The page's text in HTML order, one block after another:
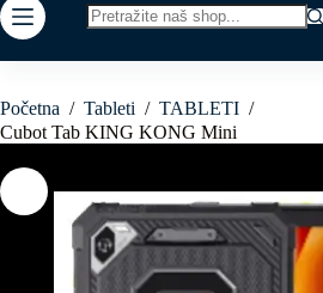
results
Početna / Tableti / TABLETI /
Cubot Tab KING KONG Mini